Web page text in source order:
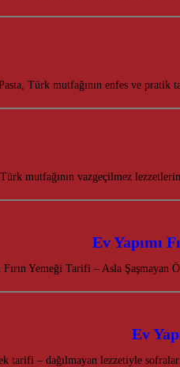
Türk mutfağının enfes ve pratik
Türk mutfağının vazgeçilmez
Ev Yapımı
Fırın Yemeği Tarifi – Asla
Ev
tarifi – dağılmayan lezzetiyle